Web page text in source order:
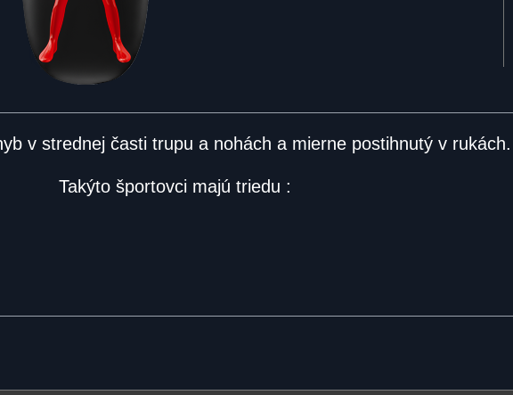
v strednej časti trupu a nohách a mierne postihnutý v rukách.
Takýto športovci majú triedu :